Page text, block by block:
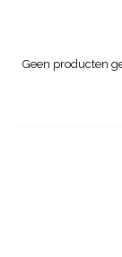
Geen producten